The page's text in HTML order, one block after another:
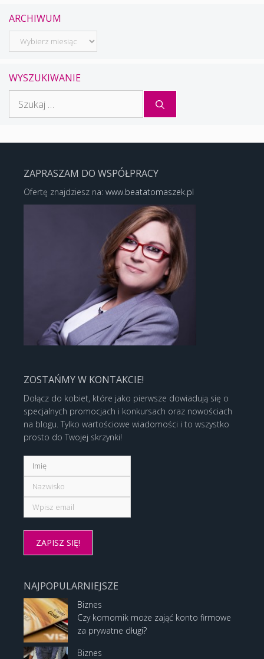
ARCHIWUM
Archiwum
WYSZUKIWANIE
ZAPRASZAM DO WSPÓŁPRACY
Ofertę znajdziesz na: www.beatatomaszek.pl
ZOSTAŃMY W KONTAKCIE!
Dołącz do kobiet, które jako pierwsze dowiadują się o
specjalnych promocjach i konkursach oraz nowościach
na blogu. Tylko wartościowe wiadomości i to wszystko
prosto do Twojej skrzynki!
NAJPOPULARNIEJSZE
Biznes
Czy komornik może zająć konto firmowe
za prywatne długi?
Biznes